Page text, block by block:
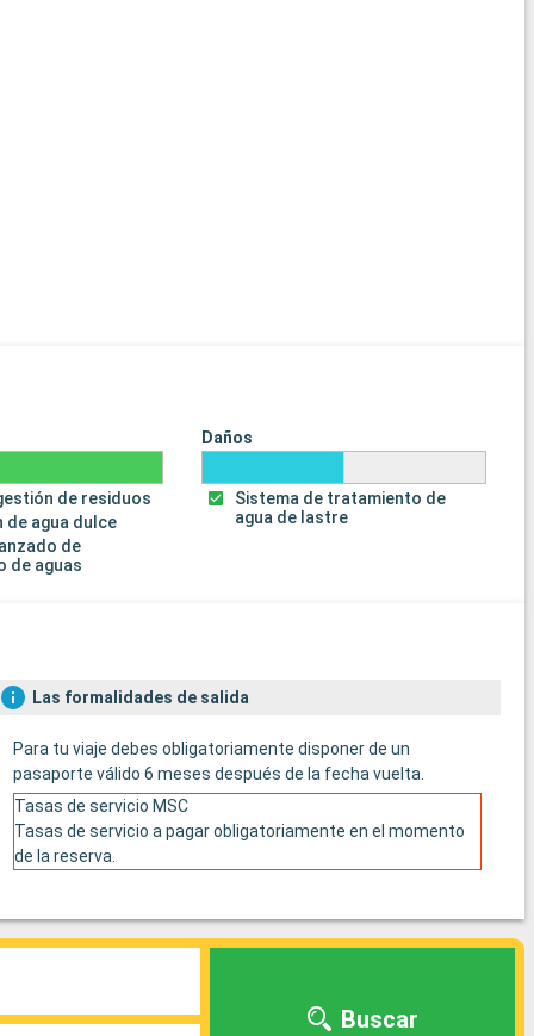
de residuos
de agua dulce
de
de aguas
Daños
Sistema de tratamiento de
agua de lastre
Las formalidades de salida
Para tu viaje debes obligatoriamente disponer de un
pasaporte válido 6 meses después de la fecha vuelta.
Tasas de servicio MSC
Tasas de servicio a pagar obligatoriamente en el momento
de la reserva.
Buscar